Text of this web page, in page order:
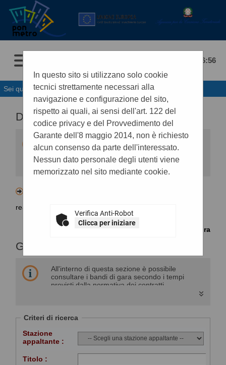
09/08/2026 16:56
Sei qui: Home
In questo sito si utilizzano solo cookie
tecnici strettamente necessari alla
navigazione e configurazione del sito,
rispetto ai quali, ai sensi dell'art. 122 del
codice privacy e del Provvedimento del
Garante dell'8 maggio 2014, non è richiesto
alcun consenso da parte dell'interessato.
Nessun dato personale degli utenti viene
memorizzato nel sito mediante cookie.
Verifica Anti-Robot
Clicca per iniziare
DATI APERTI BDNCP
Viene qui riportato il collegamento ipertestuale
che rinvia ai dati relativi all'intero ciclo di vita del
contratto contenuti nella BDNCP (Banca Dati
Nazionale dei Contratti Pubblici istituita da
ANAC). Tale collegamento garantisce un
all'esecuzione.
realizzazione dellHousing first
Torna alla procedura
GARE E PROCEDURE
All'interno di questa sezione è possibile
consultare i bandi di gara secondo i tempi
previsti dalla normativa dei contratti.
Criteri di ricerca
Stazione
appaltante :
Titolo :